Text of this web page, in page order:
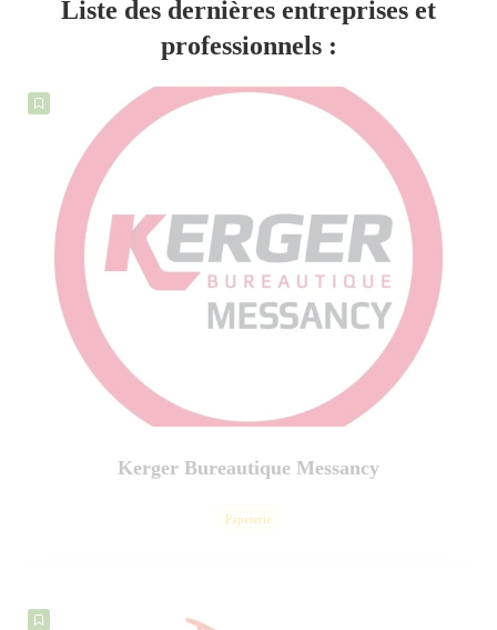
Liste des dernières entreprises et
professionnels :
Quick Arlon
Hamburgers